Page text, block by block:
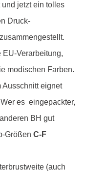
jetzt ein tolles
Druck-
Verarbeitung,
modischen Farben.
Ausschnitt eignet
Wer es eingepackter,
BH gut
Größen C-F
(auch